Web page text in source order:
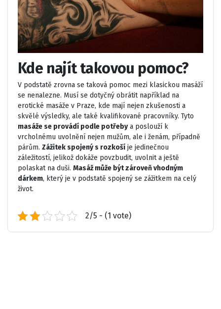
Kde najít takovou pomoc?
V podstatě zrovna se taková pomoc mezi klasickou masáží
se nenalezne. Musí se dotyčný obrátit například na
erotické masáže v Praze, kde mají nejen zkušenosti a
skvělé výsledky, ale také kvalifikované pracovníky. Tyto
masáže se provádí podle potřebya poslouží k
vrcholnému uvolnění nejen mužům, ale i ženám, případně
párům. Zážitek spojený s rozkoší je jedinečnou
záležitostí, jelikož dokáže povzbudit, uvolnit a ještě
polaskat na duši. Masáž může být zároveň vhodným
dárkem, který je v podstatě spojený se zážitkem na celý
život.
2/5 - (1 vote)